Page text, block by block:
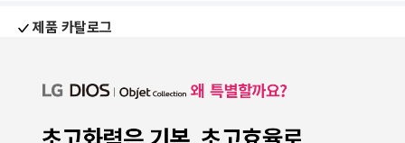
제품 카탈로그